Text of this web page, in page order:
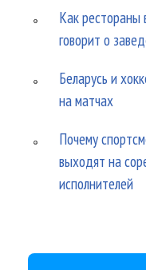
Как рестораны
говорит о
Беларусь и
на матчах
Почему
выходят на
исполнителей